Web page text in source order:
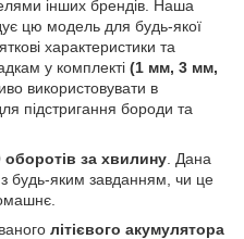
інших брендів. Наша
цю модель для будь-якої
характеристики та
у комплекті (1 мм, 3 мм,
використовувати в
підстригання бороди та
оборотів за хвилину . Дана
будь-яким завданням, чи це
літієвого акумулятора